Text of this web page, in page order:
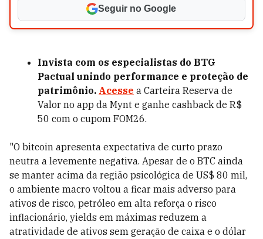
Seguir no Google
Invista com os especialistas do BTG
Pactual unindo performance e proteção de
patrimônio. Acesse a Carteira Reserva de
Valor no app da Mynt e ganhe cashback de R$
50 com o cupom FOM26.
"O bitcoin apresenta expectativa de curto prazo
neutra a levemente negativa. Apesar de o BTC ainda
se manter acima da região psicológica de US$ 80 mil,
o ambiente macro voltou a ficar mais adverso para
ativos de risco, petróleo em alta reforça o risco
inflacionário, yields em máximas reduzem a
atratividade de ativos sem geração de caixa e o dólar